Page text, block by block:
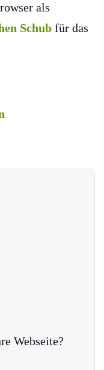
als
Schub für das
Webseite?